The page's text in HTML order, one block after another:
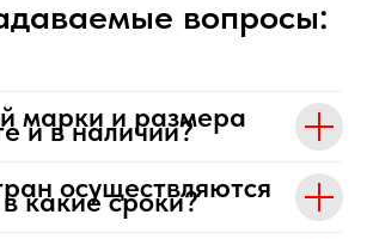
вопросы:
марки и размера
и в наличии?
осуществляются
какие сроки?